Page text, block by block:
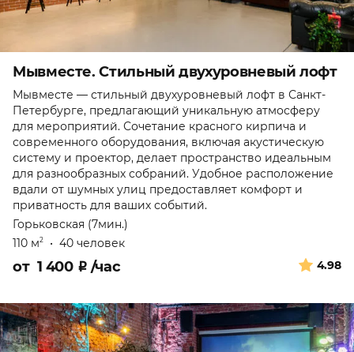
Мывместе. Стильный двухуровневый лофт
Мывместе — стильный двухуровневый лофт в Санкт-
Петербурге, предлагающий уникальную атмосферу
для мероприятий. Сочетание красного кирпича и
современного оборудования, включая акустическую
систему и проектор, делает пространство идеальным
для разнообразных собраний. Удобное расположение
вдали от шумных улиц предоставляет комфорт и
приватность для ваших событий.
Горьковская (7мин.)
110 м2 • 40 человек
4.98
от 1 400 ₽ /час